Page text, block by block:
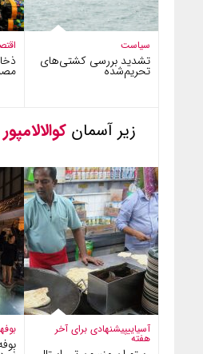
سیاست
تشدید بررسی کشتی‌های
تحریم‌شده
زیر آسمان کوالالامپور
بوفه آسیاییپیشنهادی برای آخر
هفته